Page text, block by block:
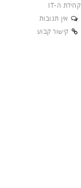
קהילת ה-IT
אין תגובות
קישור קבוע